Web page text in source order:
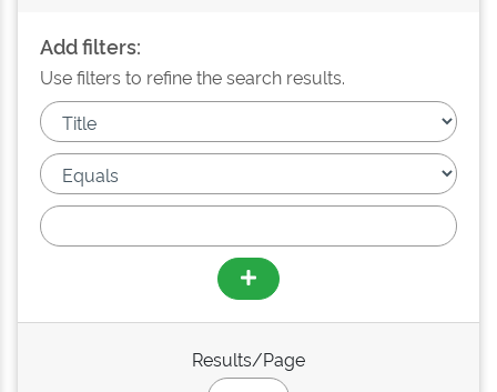
Add filters:
Use filters to refine the search results.
Results/Page